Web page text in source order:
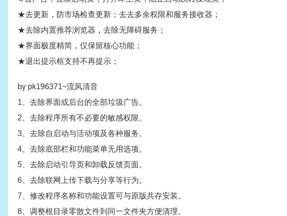
★去更新，防市场检查更新；去去多余权限和服务接收器；
★去除内置推荐浏览器，去除无障碍服务；
★界面极度精简，仅保留核心功能；
★退出提示框支持不再提示；
by pk196371~流风清音
1、去除界面或后台的全部垃圾广告。
2、去除程序所有不必要的敏感权限。
3、去除自启动与活动项及各种服务。
4、去除底部栏和功能菜单无用选项。
5、去除启动引导页和卸载反馈页面。
6、去除联网上传下载与分享等行为。
7、修改程序名称和功能设置可与原版共存安装。
8、调整根目录零散文件到同一文件夹方便清理。